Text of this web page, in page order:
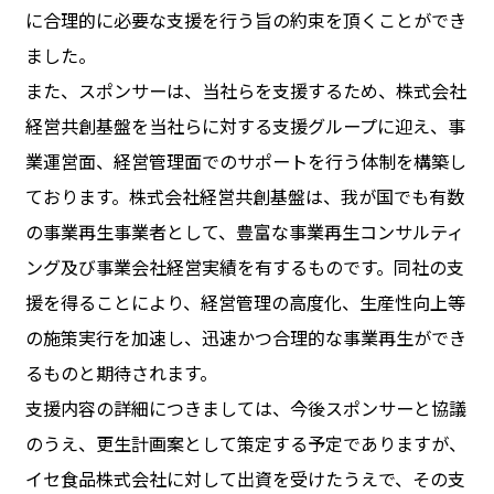
に合理的に必要な支援を行う旨の約束を頂くことができ
ました。
また、スポンサーは、当社らを支援するため、株式会社
経営共創基盤を当社らに対する支援グループに迎え、事
業運営面、経営管理面でのサポートを行う体制を構築し
ております。株式会社経営共創基盤は、我が国でも有数
の事業再生事業者として、豊富な事業再生コンサルティ
ング及び事業会社経営実績を有するものです。同社の支
援を得ることにより、経営管理の高度化、生産性向上等
の施策実行を加速し、迅速かつ合理的な事業再生ができ
るものと期待されます。
支援内容の詳細につきましては、今後スポンサーと協議
のうえ、更生計画案として策定する予定でありますが、
イセ食品株式会社に対して出資を受けたうえで、その支